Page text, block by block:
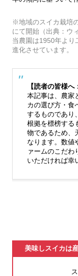
※地域のスイカ栽培
にて開始（出典：ウ
当農園は1950年より
進化させています。
【読者の皆様へ
本記事は、農家
カの選び方・食
するものであり
根拠を標榜する
物であるため、
なります。数値
ァームのこだわ
いただければ幸
美味しスイカは